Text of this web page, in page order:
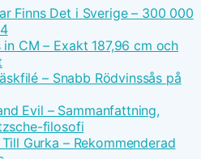
Finns Det i Sverige – 300 000
in CM – Exakt 187,96 cm och
– Snabb Rödvinssås på
Evil – Sammanfattning,
filosofi
Gurka – Rekommenderad